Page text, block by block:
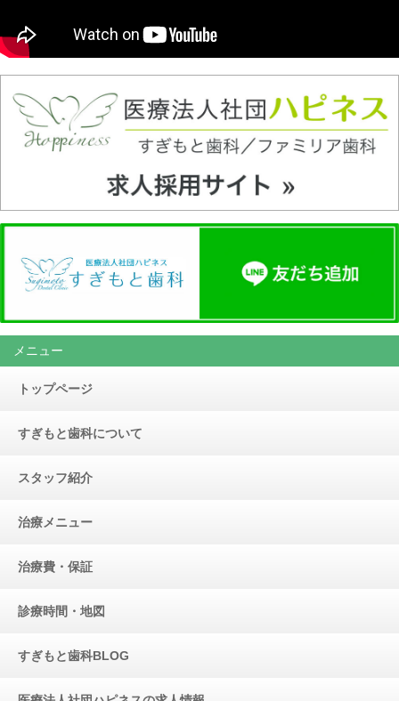
メニュー
トップページ
すぎもと歯科について
スタッフ紹介
治療メニュー
治療費・保証
診療時間・地図
すぎもと歯科BLOG